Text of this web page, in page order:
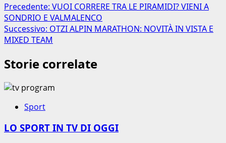
Precedente: VUOI CORRERE TRA LE PIRAMIDI? VIENI A
SONDRIO E VALMALENCO
Successivo: OTZI ALPIN MARATHON: NOVITÀ IN VISTA E
MIXED TEAM
Storie correlate
Sport
LO SPORT IN TV DI OGGI